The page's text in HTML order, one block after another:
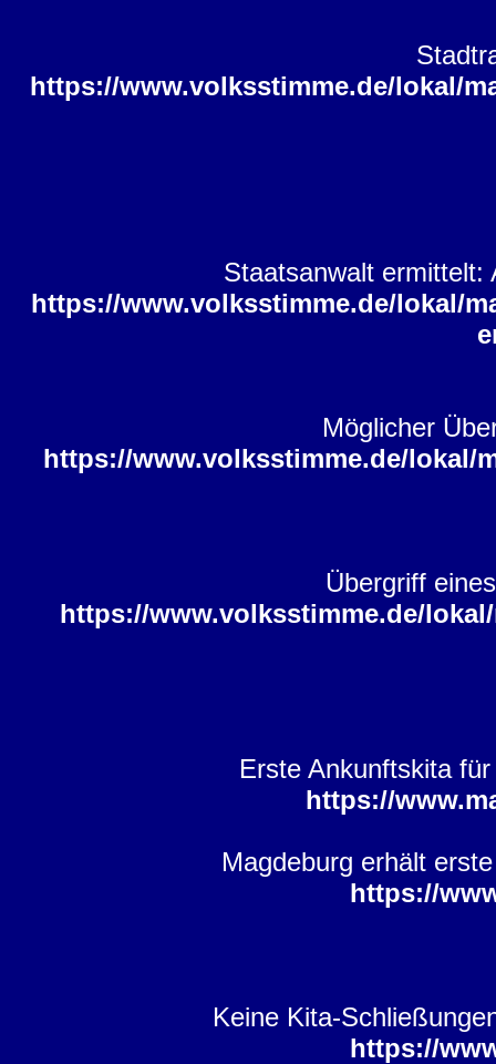
https://www.volksstimme.de/lokal/
Staatsanwalt ermittelt:
https://www.volksstimme.de/lokal/
Möglicher
https://www.volksstimme.de/lokal/
Übergriff
https://www.volksstimme.de/
Erste Ankunftskita
https://
Magdeburg erhält
https://
Keine Kita-
https://